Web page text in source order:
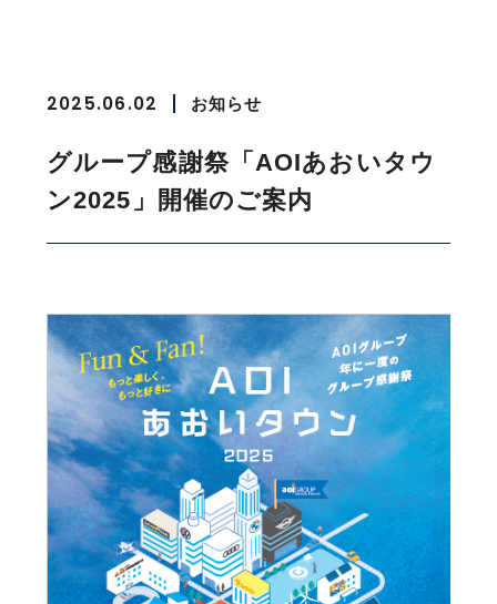
2025.06.02 お知らせ
グループ感謝祭「AOIあおいタウ
ン2025」開催のご案内